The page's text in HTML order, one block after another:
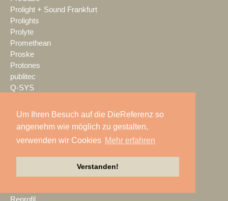
Um Ihren Besuch auf die DieReferenz so
angenehm wie möglich zu gestalten,
verwenden wir Cookies Mehr erfahren
Verstanden!
Prolight + Sound Frankfurt
Prolights
Prolyte
Promethean
Proske
Protones
publitec
Q-SYS
Quividi
Rain Age
Rauschenberger Catering
RCF
rent4event